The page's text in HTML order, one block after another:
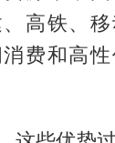
高铁、
费和高